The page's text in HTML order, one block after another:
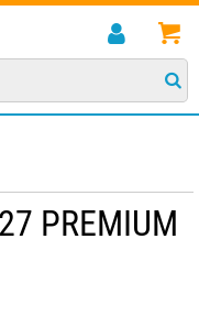
PREMIUM